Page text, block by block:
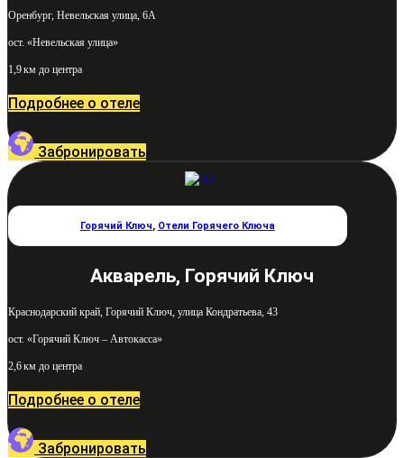
Оренбург, Невельская улица, 6А
ост. «Невельская улица»
1,9 км до центра
Подробнее о отеле
Забронировать
Горячий Ключ, Отели Горячего Ключа
Акварель, Горячий Ключ
Краснодарский край, Горячий Ключ, улица Кондратьева, 43
ост. «Горячий Ключ – Автокасса»
2,6 км до центра
Подробнее о отеле
Забронировать